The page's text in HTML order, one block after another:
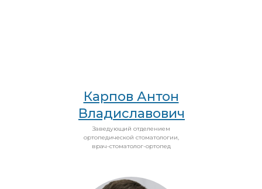
Карпов Антон
Владиславович
Заведующий отделением
ортопедической стоматологии,
врач-стоматолог-ортопед